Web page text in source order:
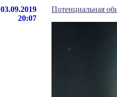
03.09.2019
20:07
Потенциальная